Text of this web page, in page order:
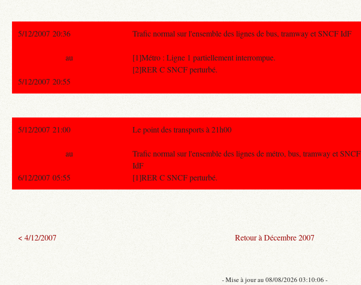
5/12/2007 20:36 Trafic normal sur l'ensemble des lignes de bus, tramway et SNCF IdF
[1]Métro : Ligne 1 partiellement interrompue.
[2]RER C SNCF perturbé.
au
5/12/2007 20:55
5/12/2007 21:00 Le point des transports à 21h00
Trafic normal sur l'ensemble des lignes de métro, bus, tramway et SNCF
IdF
[1]RER C SNCF perturbé.
au
6/12/2007 05:55
< 4/12/2007 Retour à Décembre 2007
- Mise à jour au 08/08/2026 03:10:06 -